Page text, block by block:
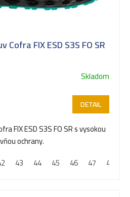
FIX ESD S3S FO SR
Skladom
DETAIL
FIX ESD S3S FO SR s vysokou
ochrany.
43 44 45 46 47 48